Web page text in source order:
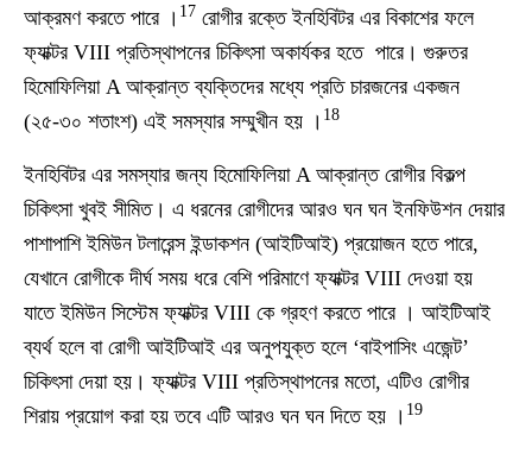
আক্রমণ করতে পারে । 17 রোগীর রক্তে ইনহিবিটর এর বিকাশের ফলে
ফ্যাক্টর VIII প্রতিস্থাপনের চিকিৎসা অকার্যকর হতে পারে। গুরুতর
হিমোফিলিয়া A আক্রান্ত ব্যক্তিদের মধ্যে প্রতি চারজনের একজন
(২৫-৩০ শতাংশ) এই সমস্যার সম্মুখীন হয় । 18
ইনহিবিটর এর সমস্যার জন্য হিমোফিলিয়া A আক্রান্ত রোগীর বিকল্প
চিকিৎসা খুবই সীমিত। এ ধরনের রোগীদের আরও ঘন ঘন ইনফিউশন দেয়ার
পাশাপাশি ইমিউন টলারেন্স ইন্ডাকশন (আইটিআই) প্রয়োজন হতে পারে,
যেখানে রোগীকে দীর্ঘ সময় ধরে বেশি পরিমাণে ফ্যাক্টর VIII দেওয়া হয়
যাতে ইমিউন সিস্টেম ফ্যাক্টর VIII কে গ্রহণ করতে পারে । আইটিআই
ব্যর্থ হলে বা রোগী আইটিআই এর অনুপযুক্ত হলে ‘বাইপাসিং এজেন্ট’
চিকিৎসা দেয়া হয়। ফ্যাক্টর VIII প্রতিস্থাপনের মতো, এটিও রোগীর
শিরায় প্রয়োগ করা হয় তবে এটি আরও ঘন ঘন দিতে হয় । 19